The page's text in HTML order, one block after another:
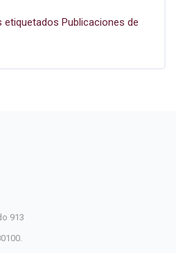
Publicaciones de
913